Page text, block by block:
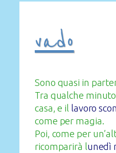
vado
Sono quasi in
Tra qualche
casa, e il lavoro
come per magia.
Poi, come per
ricomparirà lunedì